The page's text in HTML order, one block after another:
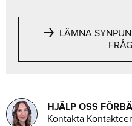
LÄMNA
HJÄLP OSS
Kontakta